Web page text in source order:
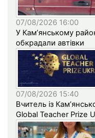
07/08/2026 16:00
У Кам’янському
обкрадали автівки
07/08/2026 15:40
Вчитель із
Global Teacher Prize